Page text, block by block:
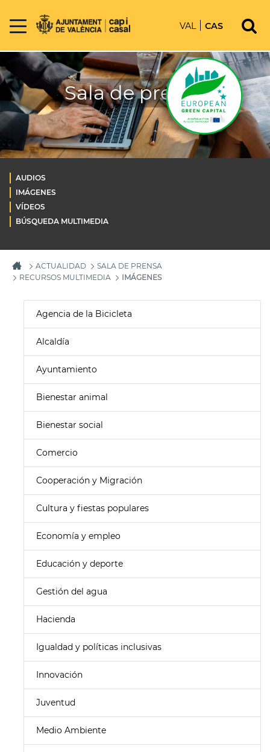
VAL CAS
Sala de prensa
AUDIOS
IMÁGENES
VÍDEOS
BÚSQUEDA MULTIMEDIA
ACTUALIDAD
SALA DE PRENSA
RECURSOS MULTIMEDIA
IMÁGENES
Agencia de la Bicicleta
Alcaldía
Ayuntamiento
Bienestar animal
Bienestar social
Comercio
Cooperación y Migración
Cultura y fiestas populares
Economía y empleo
Educación y deporte
Gestión del agua
Hacienda
Igualdad y políticas inclusivas
Innovación
Juventud
Medio Ambiente